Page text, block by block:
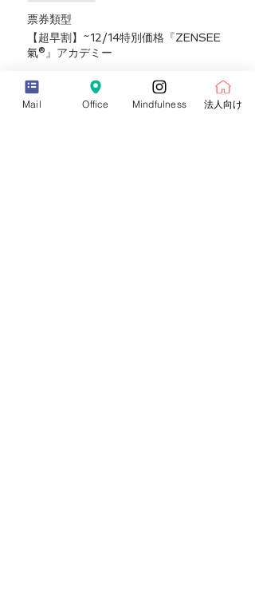
票券類型
【超早割】~12/14特別価格『ZENSEE
氣®』アカデミー
更多資訊
價格
Mail Office Mindfulness 法人向け